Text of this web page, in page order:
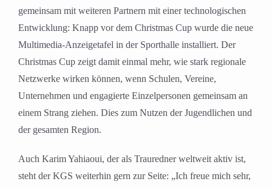
gemeinsam mit weiteren Partnern mit einer technologischen
Entwicklung: Knapp vor dem Christmas Cup wurde die neue
Multimedia-Anzeigetafel in der Sporthalle installiert. Der
Christmas Cup zeigt damit einmal mehr, wie stark regionale
Netzwerke wirken können, wenn Schulen, Vereine,
Unternehmen und engagierte Einzelpersonen gemeinsam an
einem Strang ziehen. Dies zum Nutzen der Jugendlichen und
der gesamten Region.
Auch Karim Yahiaoui, der als Trauredner weltweit aktiv ist,
steht der KGS weiterhin gern zur Seite: „Ich freue mich sehr,